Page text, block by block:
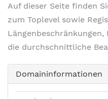
Auf dieser Seite finden
zum Toplevel sowie
die durchschnittliche
Domaininformationen